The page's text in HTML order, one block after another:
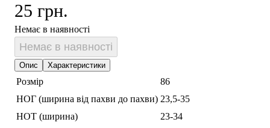
25 грн.
Немає в наявності
Немає в наявності
Опис Характеристики
Розмір
86
НОГ (ширина від пахви до пахви) 23,5-35
НОТ (ширина)
23-34